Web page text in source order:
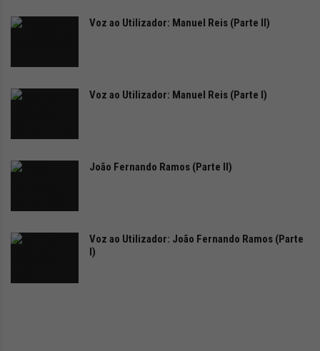
Voz ao Utilizador: Manuel Reis (Parte II)
Voz ao Utilizador: Manuel Reis (Parte I)
João Fernando Ramos (Parte II)
Voz ao Utilizador: João Fernando Ramos (Parte
I)